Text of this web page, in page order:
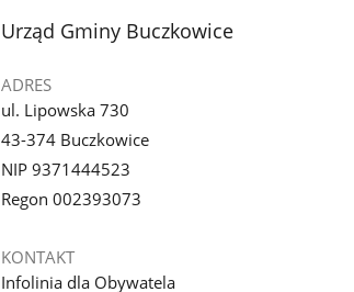
stopka
Urząd Gminy Buczkowice
ADRES
ul. Lipowska 730
43-374 Buczkowice
NIP 9371444523
Regon 002393073
KONTAKT
Infolinia dla Obywatela